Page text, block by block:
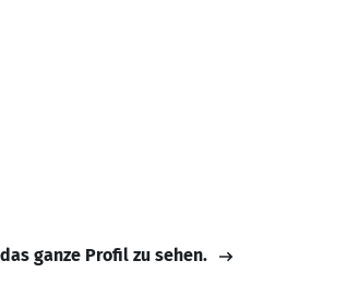
ganze Profil zu sehen.